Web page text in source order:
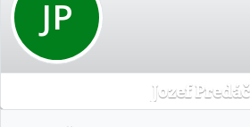
JP
Jozef Predáč